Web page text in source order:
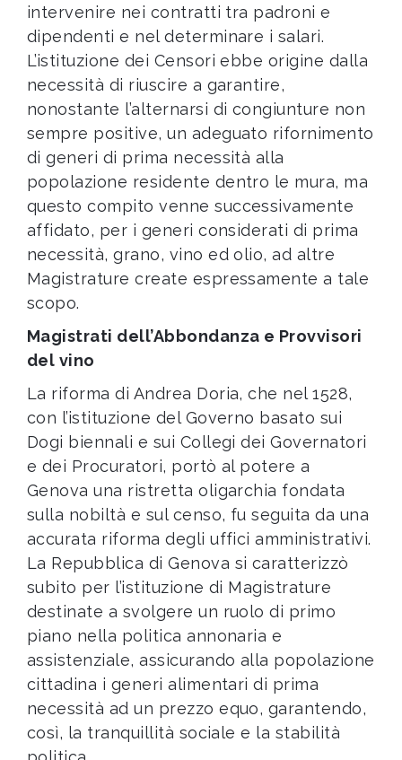
intervenire nei contratti tra padroni e
dipendenti e nel determinare i salari.
L’istituzione dei Censori ebbe origine dalla
necessità di riuscire a garantire,
nonostante l’alternarsi di congiunture non
sempre positive, un adeguato rifornimento
di generi di prima necessità alla
popolazione residente dentro le mura, ma
questo compito venne successivamente
affidato, per i generi considerati di prima
necessità, grano, vino ed olio, ad altre
Magistrature create espressamente a tale
scopo.
Magistrati dell’Abbondanza e Provvisori
del vino
La riforma di Andrea Doria, che nel 1528,
con l’istituzione del Governo basato sui
Dogi biennali e sui Collegi dei Governatori
e dei Procuratori, portò al potere a
Genova una ristretta oligarchia fondata
sulla nobiltà e sul censo, fu seguita da una
accurata riforma degli uffici amministrativi.
La Repubblica di Genova si caratterizzò
subito per l’istituzione di Magistrature
destinate a svolgere un ruolo di primo
piano nella politica annonaria e
assistenziale, assicurando alla popolazione
cittadina i generi alimentari di prima
necessità ad un prezzo equo, garantendo,
così, la tranquillità sociale e la stabilità